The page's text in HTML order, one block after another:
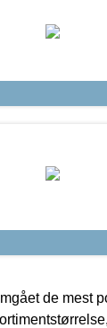
de mest